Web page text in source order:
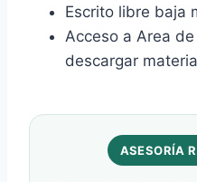
Escrito libre baja
Acceso a Area
descargar
ASESORÍA